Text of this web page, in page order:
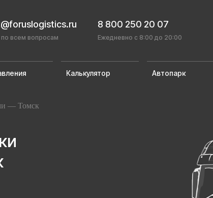
всем вопросам
8 800 250 20 07
Ежедневно с 8:00 до 20:00
Калькулятор Автопарк
— Томск